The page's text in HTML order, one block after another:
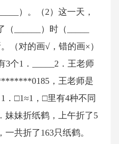
）。（2）这一天，
______）时（_____
（对的画√，错的画×）
3个1．_____2．王老师
，王老师是
．□1≈1，□里有4种不同
妹妹折纸鹤，上午折了5
共折了163只纸鹤。